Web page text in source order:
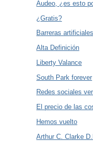
Audeo, ¿es esto
¿Gratis?
Barreras
Alta Definición
Liberty Valance
South Park forever
Redes sociales
El precio de las
Hemos vuelto
Arthur C. Clarke